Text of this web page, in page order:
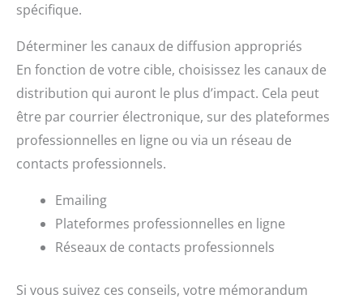
spécifique.
Déterminer les canaux de diffusion appropriés
En fonction de votre cible, choisissez les canaux de
distribution qui auront le plus d’impact. Cela peut
être par courrier électronique, sur des plateformes
professionnelles en ligne ou via un réseau de
contacts professionnels.
Emailing
Plateformes professionnelles en ligne
Réseaux de contacts professionnels
Si vous suivez ces conseils, votre mémorandum